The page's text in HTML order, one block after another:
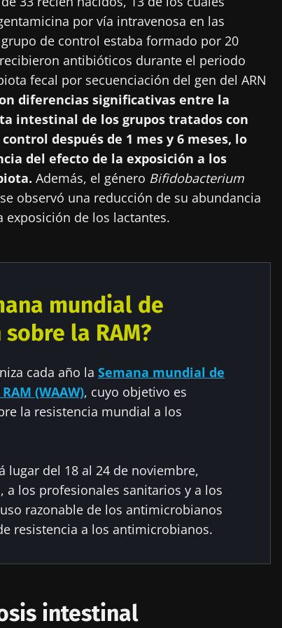
por vía intravenosa en las
de control estaba formado por 20
antibióticos durante el periodo
fecal por secuenciación del gen del ARN
diferencias significativas entre la
intestinal de los grupos tratados con
después de 1 mes y 6 meses, lo
del efecto de la exposición a los
Además, el género Bifidobacterium
observó una reducción de su abundancia
exposición de los lactantes.
mundial de
la RAM?
cada año la Semana mundial de
(WAAW), cuyo objetivo es
la resistencia mundial a los
lugar del 18 al 24 de noviembre,
a los profesionales sanitarios y a los
razonable de los antimicrobianos
resistencia a los antimicrobianos.
intestinal